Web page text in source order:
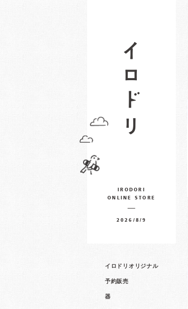
IRODORI
ONLINE STORE
2026/8/9
イロドリオリジナル
予約販売
器